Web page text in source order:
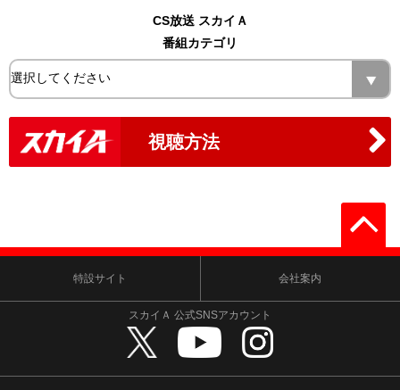
CS放送 スカイＡ
番組カテゴリ
視聴方法
特設サイト 会社案内
スカイＡ 公式SNSアカウント